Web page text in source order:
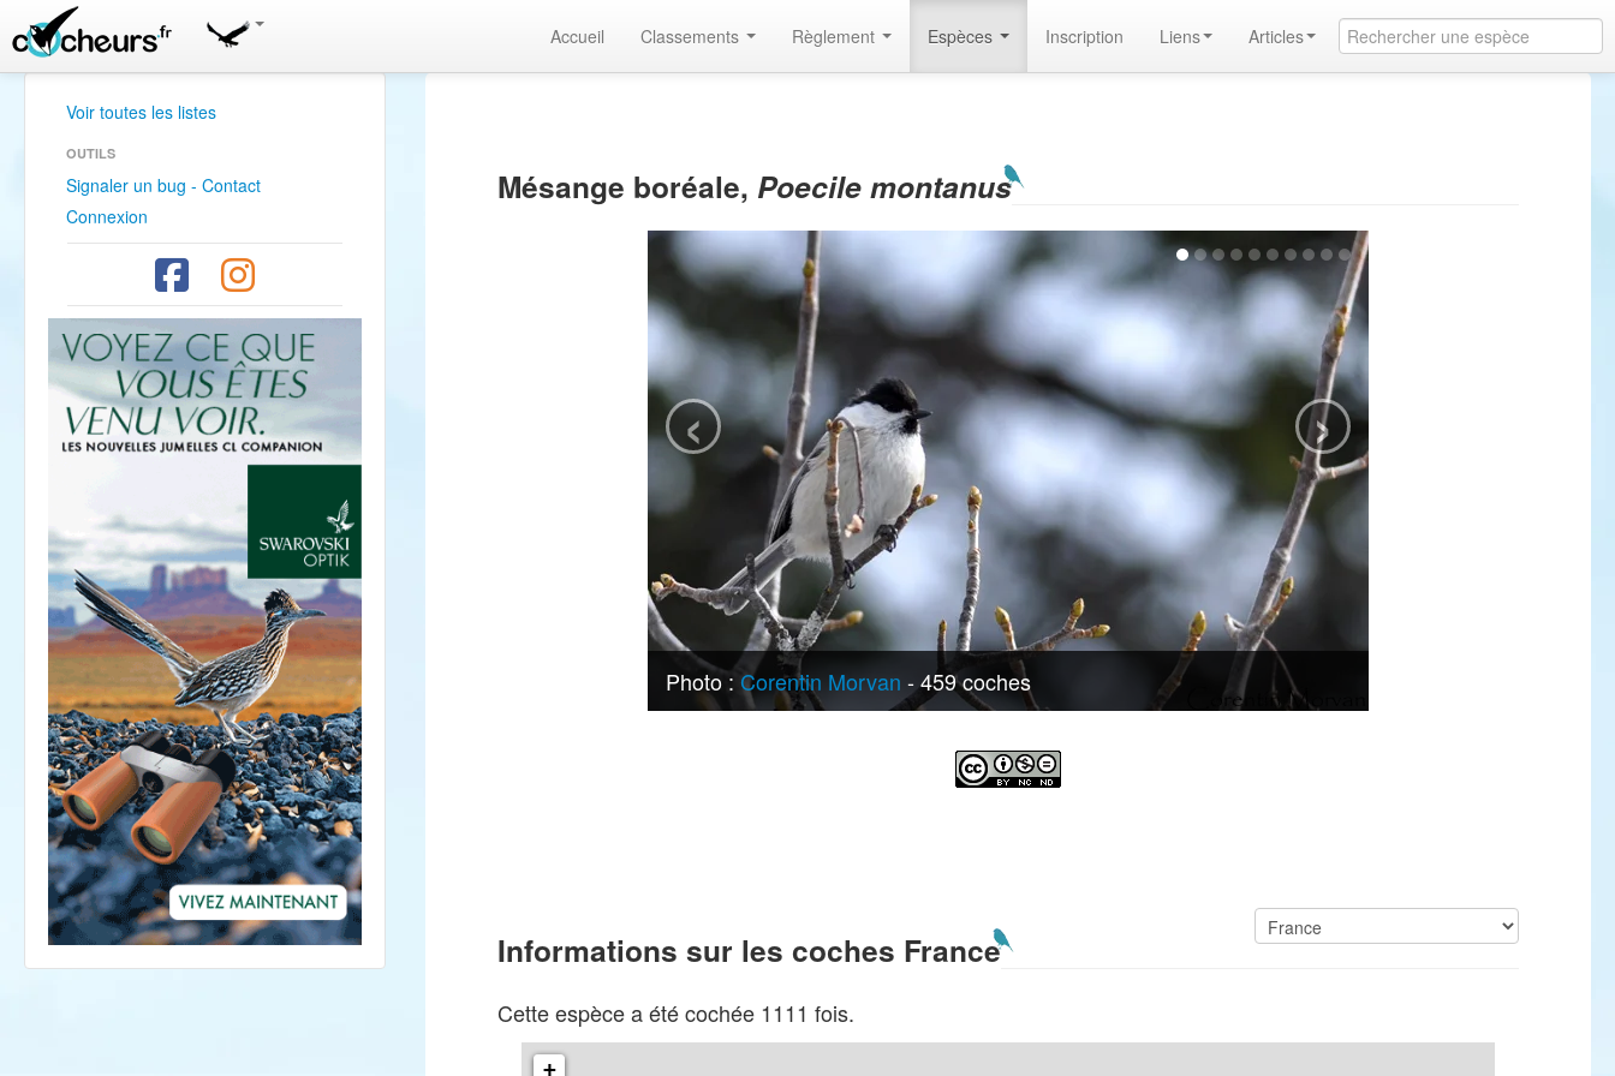
Accueil Classements Règlement Espèces Inscription Liens Articles
Voir toutes les listes
OUTILS
Signaler un bug - Contact
Connexion
Mésange boréale, Poecile montanus
Photo :Corentin Morvan - 459 coches
‹ ›
Informations sur les coches France
Cette espèce a été cochée 1111 fois.
+